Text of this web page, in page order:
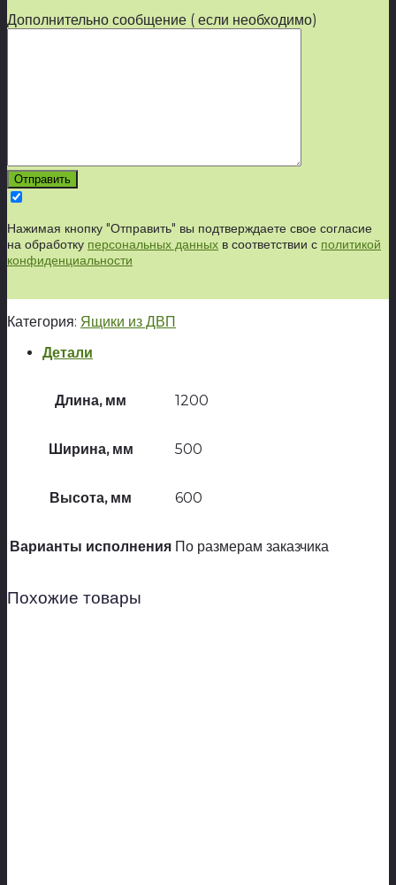
Дополнительно сообщение ( если необходимо)
Нажимая кнопку "Отправить" вы подтверждаете свое согласие
на обработку персональных данных в соответствии с политикой
конфиденциальности
Категория: Ящики из ДВП
Детали
Длина, мм 1200
Ширина, мм 500
Высота, мм 600
Варианты исполнения По размерам заказчика
Похожие товары